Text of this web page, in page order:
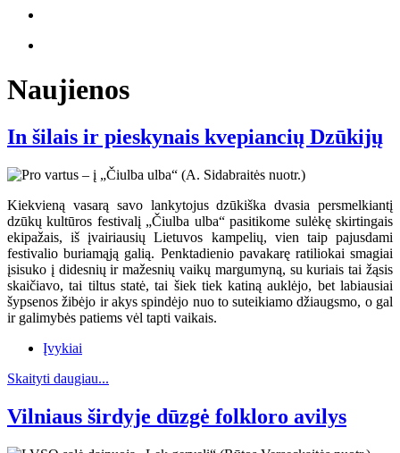
Naujienos
In šilais ir pieskynais kvepiancių Dzūkijų
Kiekvieną vasarą savo lankytojus dzūkiška dvasia persmelkiantį
dzūkų kultūros festivalį „Čiulba ulba“ pasitikome sulėkę skirtingais
ekipažais, iš įvairiausių Lietuvos kampelių, vien taip pajusdami
festivalio buriamąją galią. Penktadienio pavakarę ratiliokai smagiai
įsisuko į didesnių ir mažesnių vaikų margumyną, su kuriais tai žąsis
skaičiavo, tai tiltus statė, tai šiek tiek katiną auklėjo, bet labiausiai
šypsenos žibėjo ir akys spindėjo nuo to suteikiamo džiaugsmo, o gal
ir galimybės patiems vėl tapti vaikais.
Įvykiai
Skaityti daugiau...
Vilniaus širdyje dūzgė folkloro avilys